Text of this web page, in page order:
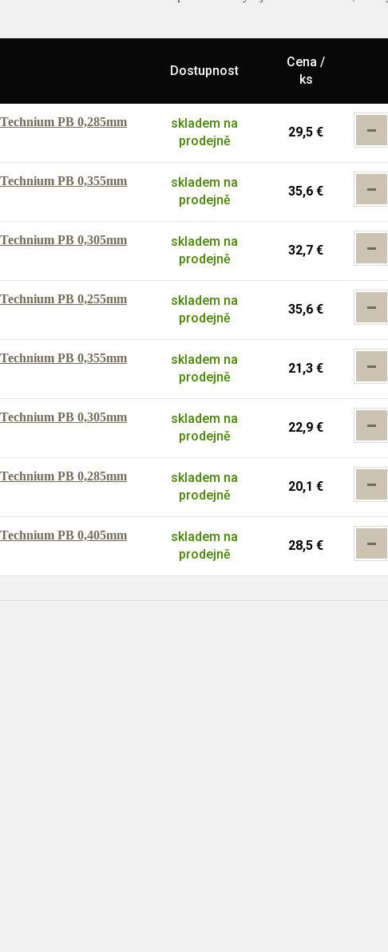
Dostupnost
Cena /
ks
PB 0,285mm
skladem na
prodejně
29,5 €
PB 0,355mm
skladem na
prodejně
35,6 €
PB 0,305mm
skladem na
prodejně
32,7 €
PB 0,255mm
skladem na
prodejně
35,6 €
PB 0,355mm
skladem na
prodejně
21,3 €
PB 0,305mm
skladem na
prodejně
22,9 €
PB 0,285mm
skladem na
prodejně
20,1 €
PB 0,405mm
skladem na
prodejně
28,5 €